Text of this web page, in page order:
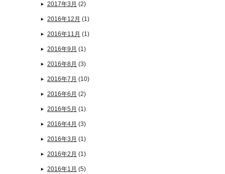
2017年3月 (2)
2016年12月 (1)
2016年11月 (1)
2016年9月 (1)
2016年8月 (3)
2016年7月 (10)
2016年6月 (2)
2016年5月 (1)
2016年4月 (3)
2016年3月 (1)
2016年2月 (1)
2016年1月 (5)